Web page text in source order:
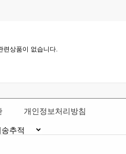
련상품이 없습니다.
개인정보처리방침